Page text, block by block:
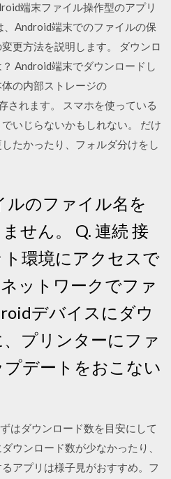
端末ファイル操作型のアプリ
、Android端末でのファイルの保
更方法を説明します。 ダウンロ
Android端末でダウンロードし
の内部ストレージの
されます。 スマホを使っている
いじらないかもしれない。 だけ
たかったり、フォルダ分けをし
ルのファイル名を
せん。 Q. 連続 接
環境にアクセスで
ットワークでファ
デバイスにダウ
プリンターにファ
デートをおこない
はダウンロード数を目安にして
ウンロード数が少なかったり、
アプリは様子見がおすすめ。フ